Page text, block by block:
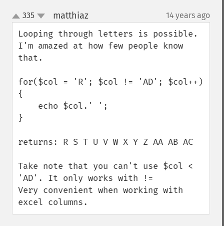
up
down
335 matthiaz¶ 14 years ago
Looping through letters is possible.
I'm amazed at how few people know
that.
for($col = 'R'; $col != 'AD'; $col++)
{
}
returns: R S T U V W X Y Z AA AB AC
Take note that you can't use $col <
'AD'. It only works with !=
Very convenient when working with
excel columns.